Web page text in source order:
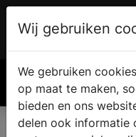
Wij gebruiken
We gebruiken
op maat te maken,
bieden en ons
delen ook informatie